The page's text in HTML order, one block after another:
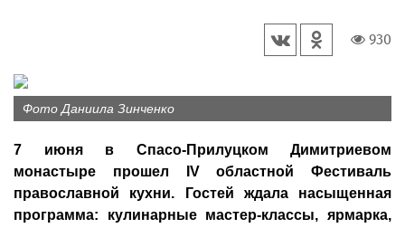
930
Фото Даниила Зинченко
7 июня в Спасо-Прилуцком Димитриевом
монастыре прошел IV областной Фестиваль
православной кухни. Гостей ждала насыщенная
программа: кулинарные мастер-классы, ярмарка,